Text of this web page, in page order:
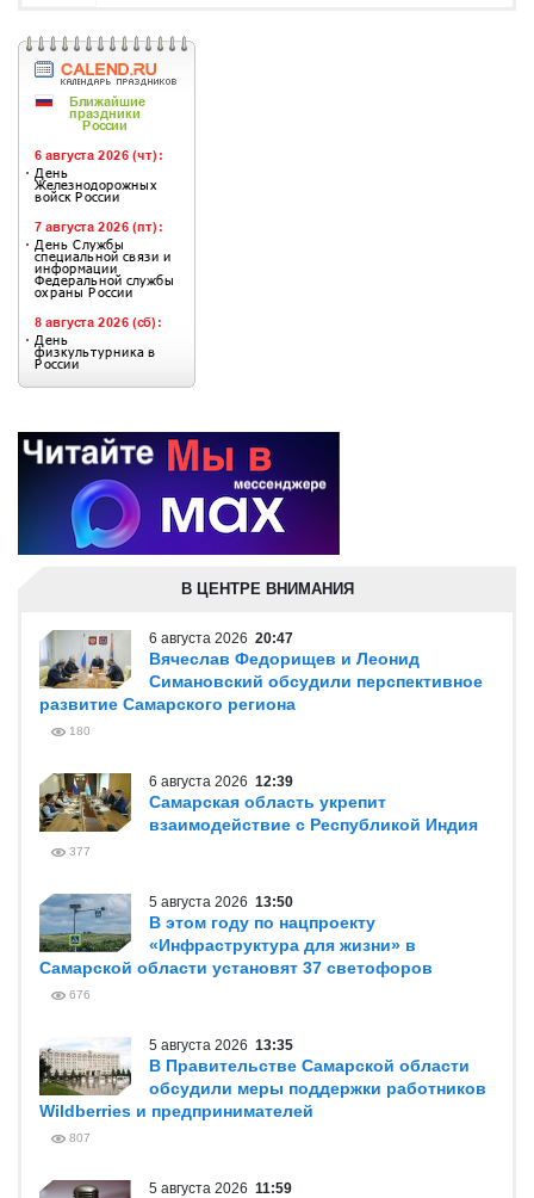
В ЦЕНТРЕ ВНИМАНИЯ
6 августа 2026 20:47
Вячеслав Федорищев и Леонид
Симановский обсудили перспективное
развитие Самарского региона
180
6 августа 2026 12:39
Самарская область укрепит
взаимодействие с Республикой Индия
377
5 августа 2026 13:50
В этом году по нацпроекту
«Инфраструктура для жизни» в
Самарской области установят 37 светофоров
676
5 августа 2026 13:35
В Правительстве Самарской области
обсудили меры поддержки работников
Wildberries и предпринимателей
807
5 августа 2026 11:59